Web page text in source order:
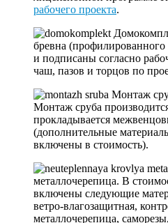
рабочего проекта.
бревна
и подписаны согласно
чаш, пазов и торцов по
Монтаж
Монтаж сруба
прокладывается
(дополнительные
включены в стоимость).
металлочерепица. В
включены следующие
ветро-влагозащитная,
металлочерепица,